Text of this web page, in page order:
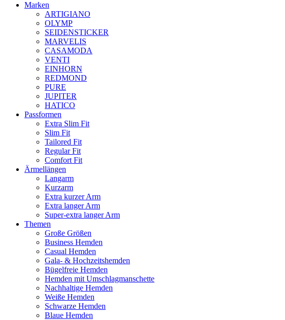
Marken
ARTIGIANO
OLYMP
SEIDENSTICKER
MARVELIS
CASAMODA
VENTI
EINHORN
REDMOND
PURE
JUPITER
HATICO
Passformen
Extra Slim Fit
Slim Fit
Tailored Fit
Regular Fit
Comfort Fit
Ärmellängen
Langarm
Kurzarm
Extra kurzer Arm
Extra langer Arm
Super-extra langer Arm
Themen
Große Größen
Business Hemden
Casual Hemden
Gala- & Hochzeitshemden
Bügelfreie Hemden
Hemden mit Umschlagmanschette
Nachhaltige Hemden
Weiße Hemden
Schwarze Hemden
Blaue Hemden